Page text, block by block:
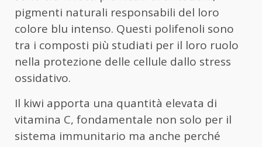
pigmenti naturali responsabili del loro
colore blu intenso. Questi polifenoli sono
tra i composti più studiati per il loro ruolo
nella protezione delle cellule dallo stress
ossidativo.
Il kiwi apporta una quantità elevata di
vitamina C, fondamentale non solo per il
sistema immunitario ma anche perché